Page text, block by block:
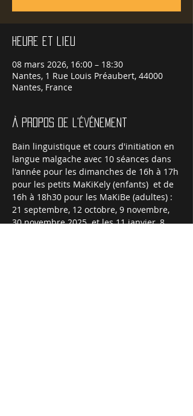
Heure et lieu
08 mars 2026, 16:00 – 18:30
Nantes, 1 Rue Louis Préaubert, 44000
Nantes, France
À propos de l'événement
Bain linguistique et cours d'initiation en
langue malgache avec 10 séances dans
l'année pour les dimanches de 16h à 17h
pour les petits MaKiKely (enfants)  et de
16h à 18h30 pour les MaKiBe (adultes) :
21 septembre, 12 octobre, 9 novembre,
30 novembre 2025  et les 11 janvier, 8